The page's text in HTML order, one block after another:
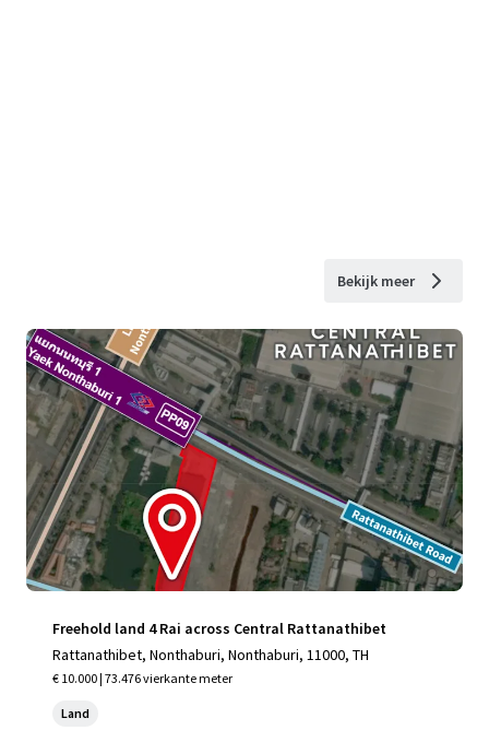
Bekijk meer
Freehold land 4 Rai across Central Rattanathibet
Rattanathibet, Nonthaburi, Nonthaburi, 11000, TH
€ 10.000 | 73.476 vierkante meter
Land